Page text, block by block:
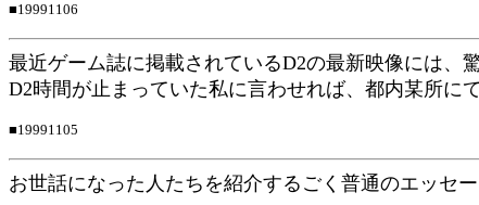
■19991106
最近ゲーム誌に掲載されているD2の最新映像には、
D2時間が止まっていた私に言わせれば、都内某所に
■19991105
お世話になった人たちを紹介するごく普通のエッセ